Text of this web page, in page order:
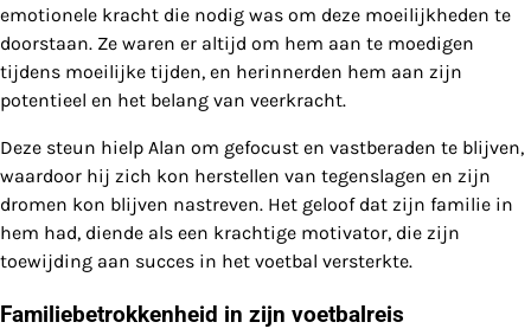
emotionele kracht die nodig was om deze moeilijkheden te
doorstaan. Ze waren er altijd om hem aan te moedigen
tijdens moeilijke tijden, en herinnerden hem aan zijn
potentieel en het belang van veerkracht.
Deze steun hielp Alan om gefocust en vastberaden te blijven,
waardoor hij zich kon herstellen van tegenslagen en zijn
dromen kon blijven nastreven. Het geloof dat zijn familie in
hem had, diende als een krachtige motivator, die zijn
toewijding aan succes in het voetbal versterkte.
Familiebetrokkenheid in zijn voetbalreis